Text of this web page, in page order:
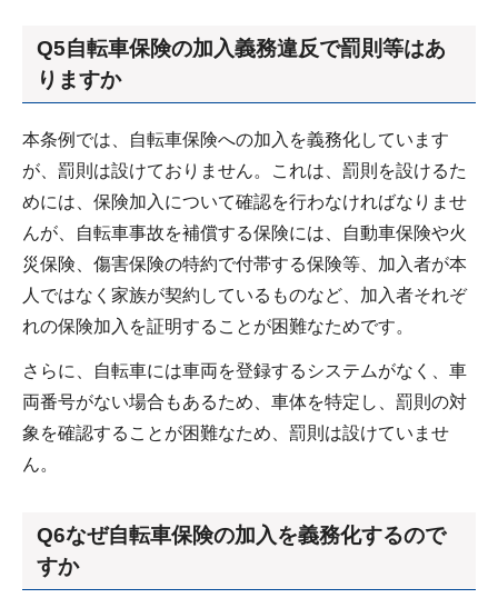
Q5自転車保険の加入義務違反で罰則等はあ
りますか
本条例では、自転車保険への加入を義務化しています
が、罰則は設けておりません。これは、罰則を設けるた
めには、保険加入について確認を行わなければなりませ
んが、自転車事故を補償する保険には、自動車保険や火
災保険、傷害保険の特約で付帯する保険等、加入者が本
人ではなく家族が契約しているものなど、加入者それぞ
れの保険加入を証明することが困難なためです。
さらに、自転車には車両を登録するシステムがなく、車
両番号がない場合もあるため、車体を特定し、罰則の対
象を確認することが困難なため、罰則は設けていませ
ん。
Q6なぜ自転車保険の加入を義務化するので
すか